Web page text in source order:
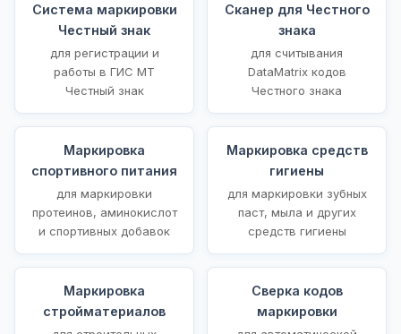
Система маркировки
Честный знак
для регистрации и
работы в ГИС МТ
Честный знак
Сканер для Честного
знака
для считывания
DataMatrix кодов
Честного знака
Маркировка
спортивного питания
для маркировки
протеинов, аминокислот
и спортивных добавок
Маркировка средств
гигиены
для маркировки зубных
паст, мыла и других
средств гигиены
Маркировка
стройматериалов
Сверка кодов
маркировки